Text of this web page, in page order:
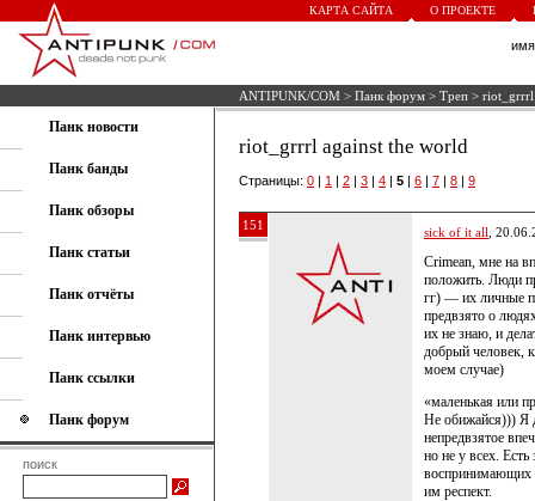
КАРТА САЙТА О ПРОЕКТЕ
ANTIPUNK/COM > Панк форум > Треп > riot_grrrl
Панк новости
Панк банды
Панк обзоры
Панк статьи
Панк отчёты
Панк интервью
Панк ссылки
Панк форум
поиск
riot_grrrl against the world
Страницы: 0 | 1 | 2 | 3 | 4 | 5 | 6 | 7 | 8 | 9
151 sick of it all ,
Crimean, мне на
положить. Люди
гг) — их личные
предвзято о
их не знаю, и
добрый человек,
моем случае)
«маленькая или
Не обижайся))) Я
непредвзятое
но не у всех. Есть
воспринимающих
им респект.